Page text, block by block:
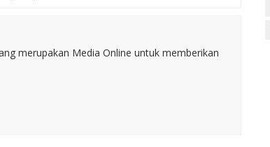
merupakan Media Online untuk memberikan